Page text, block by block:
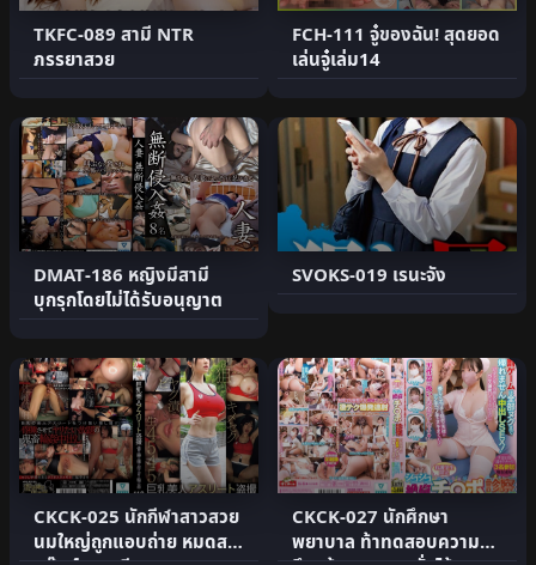
TKFC-089 สามี NTR
ภรรยาสวย
FCH-111 จู๋ของฉัน! สุดยอด
เล่นจู๋เล่ม14
DMAT-186 หญิงมีสามี
บุกรุกโดยไม่ได้รับอนุญาต
SVOKS-019 เรนะจัง
CKCK-025 นักกีฬาสาวสวย
นมใหญ่ถูกแอบถ่าย หมดสติ
CKCK-027 นักศึกษา
พยาบาล ท้าทดสอบความ